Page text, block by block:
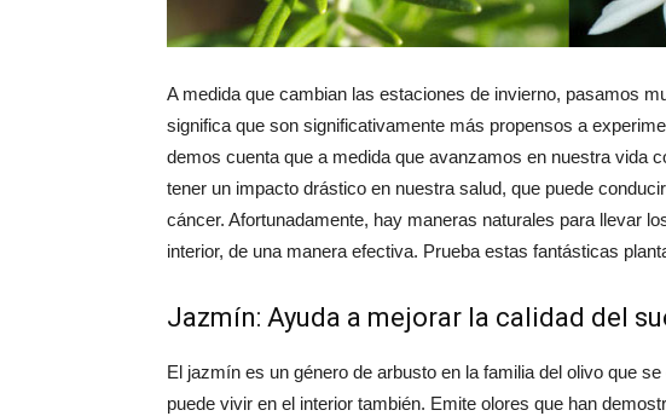
A medida que cambian las estaciones de invierno, pasamos
significa que son significativamente más propensos a
demos cuenta que a medida que avanzamos en nuestra vida
tener un impacto drástico en nuestra salud, que puede
cáncer. Afortunadamente, hay maneras naturales para llevar
interior, de una manera efectiva. Prueba estas fantásticas
Jazmín: Ayuda a mejorar la calidad del
El jazmín es un género de arbusto en la familia del olivo que
puede vivir en el interior también. Emite olores que han